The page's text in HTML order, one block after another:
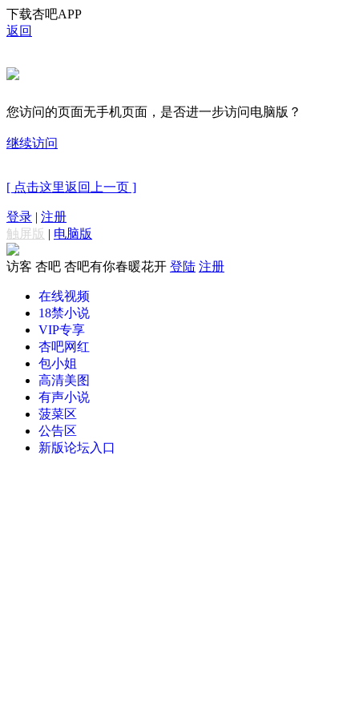
下载杏吧APP
返回
您访问的页面无手机页面，是否进一步访问电脑版？
继续访问
[ 点击这里返回上一页 ]
登录 | 注册
触屏版 | 电脑版
访客 杏吧 杏吧有你春暖花开 登陆 注册
在线视频
18禁小说
VIP专享
杏吧网红
包小姐
高清美图
有声小说
菠菜区
公告区
新版论坛入口